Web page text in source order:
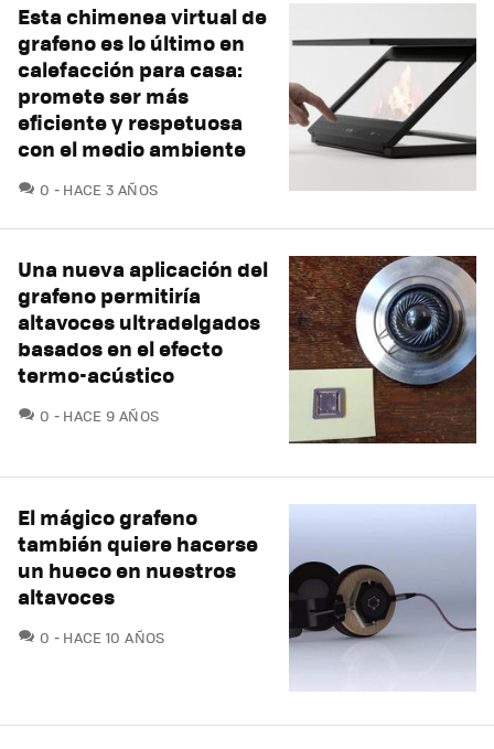
Esta chimenea virtual de
grafeno es lo último en
calefacción para casa:
promete ser más
eficiente y respetuosa
con el medio ambiente
0 COMENTARIOS
HACE 3 AÑOS
Una nueva aplicación del
grafeno permitiría
altavoces ultradelgados
basados en el efecto
termo-acústico
0 COMENTARIOS
HACE 9 AÑOS
El mágico grafeno
también quiere hacerse
un hueco en nuestros
altavoces
0 COMENTARIOS
HACE 10 AÑOS